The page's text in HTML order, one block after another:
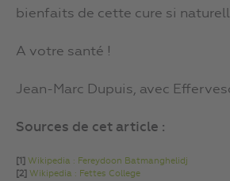
bienfaits de cette cure si
A votre santé !
Jean-Marc Dupuis, avec
Sources de cet article :
[1] Wikipedia : Fereydoon Batmanghelidj
[2] Wikipedia : Fettes College